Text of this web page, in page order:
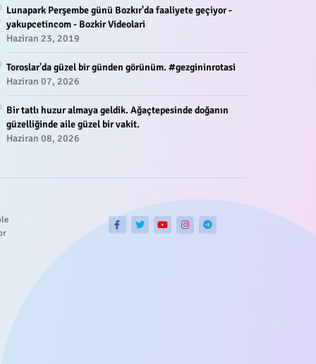
Lunapark Perşembe günü Bozkır'da faaliyete geçiyor -
yakupcetincom - Bozkir Videolari
Haziran 23, 2019
Toroslar'da güzel bir günden görünüm. #gezgininrotasi
Haziran 07, 2026
Bir tatlı huzur almaya geldik. Ağaçtepesinde doğanın
güzelliğinde aile güzel bir vakit.
Haziran 08, 2026